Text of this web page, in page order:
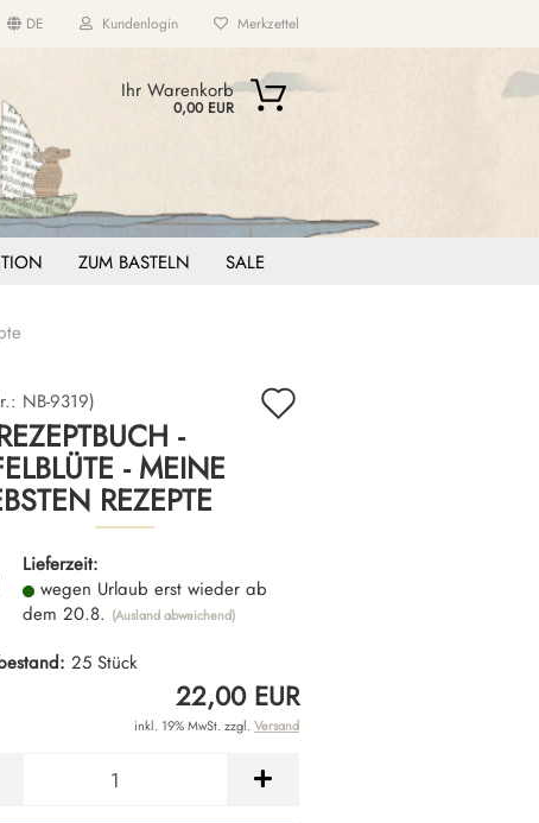
DE Kundenlogin Merkzettel
Ihr Warenkorb
0,00 EUR
ZUM BASTELN SALE
NB-9319)
-
- MEINE
REZEPTE
Lieferzeit:
wegen Urlaub erst wieder ab
dem 20.8. (Ausland abweichend)
25 Stück
22,00 EUR
inkl. 19% MwSt. zzgl. Versand